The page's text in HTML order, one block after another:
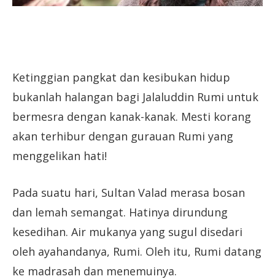
Ketinggian pangkat dan kesibukan hidup
bukanlah halangan bagi Jalaluddin Rumi untuk
bermesra dengan kanak-kanak. Mesti korang
akan terhibur dengan gurauan Rumi yang
menggelikan hati!
Pada suatu hari, Sultan Valad merasa bosan
dan lemah semangat. Hatinya dirundung
kesedihan. Air mukanya yang sugul disedari
oleh ayahandanya, Rumi. Oleh itu, Rumi datang
ke madrasah dan menemuinya.